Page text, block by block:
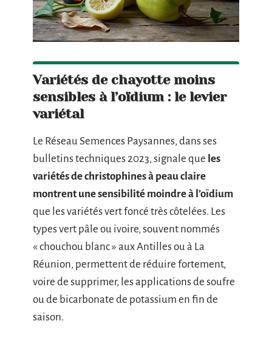
Variétés de chayotte moins
sensibles à l’oïdium : le levier
variétal
Le Réseau Semences Paysannes, dans ses
bulletins techniques 2023, signale que les
variétés de christophines à peau claire
montrent une sensibilité moindre à l’oïdium
que les variétés vert foncé très côtelées. Les
types vert pâle ou ivoire, souvent nommés
« chouchou blanc » aux Antilles ou à La
Réunion, permettent de réduire fortement,
voire de supprimer, les applications de soufre
ou de bicarbonate de potassium en fin de
saison.